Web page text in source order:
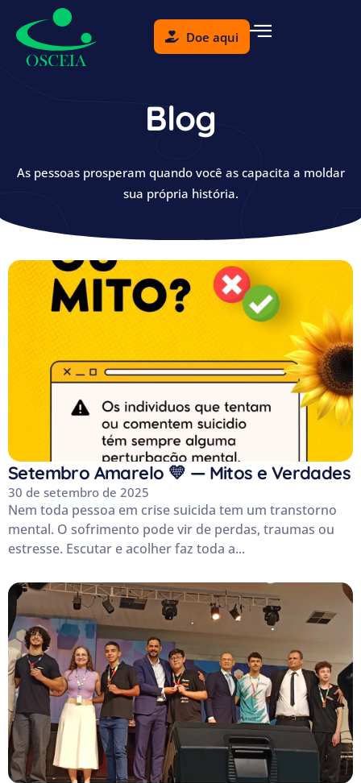
Doe aqui
Blog
As pessoas prosperam quando você as capacita a moldar
sua própria história.
Setembro Amarelo 💛 — Mitos e Verdades
30 de setembro de 2025
Nem toda pessoa em crise suicida tem um transtorno
mental. O sofrimento pode vir de perdas, traumas ou
estresse. Escutar e acolher faz toda a...